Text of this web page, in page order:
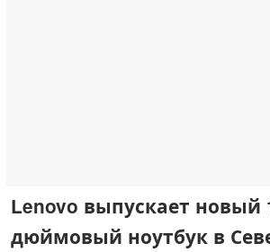
Lenovo выпускает новый
дюймовый ноутбук в